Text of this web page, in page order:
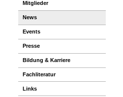
Mitglieder
News
Events
Presse
Bildung & Karriere
Fachliteratur
Links